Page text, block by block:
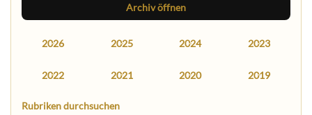
Archiv öffnen
2026 2025 2024 2023
2022 2021 2020 2019
Rubriken durchsuchen